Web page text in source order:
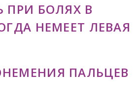
ПРИ БОЛЯХ В
НЕМЕЕТ ЛЕВАЯ
ПАЛЬЦЕВ